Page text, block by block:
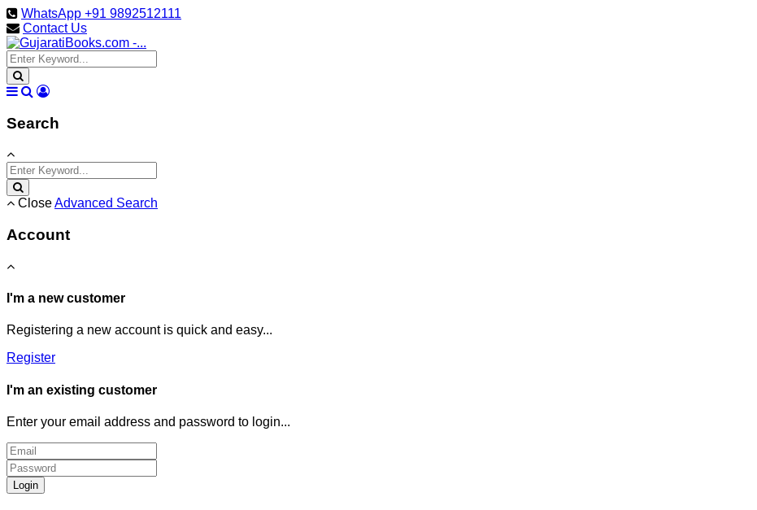
WhatsApp +91 9892512111
Contact Us
Search
CloseAdvanced Search
Account
I'm a new customer
Registering a new account is quick and easy...
Register
I'm an existing customer
Enter your email address and password to login...
Login